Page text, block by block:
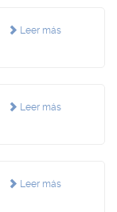
Leer más
Leer más
Leer más